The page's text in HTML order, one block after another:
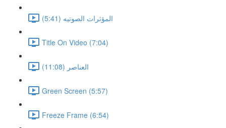
المؤثرات الصوتيه (5:41)
Title On Video (7:04)
العناصر (11:08)
Green Screen (5:57)
Freeze Frame (6:54)